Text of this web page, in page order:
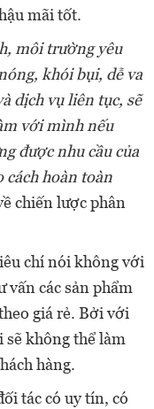
mãi tốt.
môi trường yêu
khói bụi, dễ va
dịch vụ liên tục, sẽ
với mình nếu
được nhu cầu của
cách hoàn toàn
chiến lược phân
chí nói không với
vấn các sản phẩm
giá rẻ. Bởi với
sẽ không thể làm
hàng.
tác có uy tín, có